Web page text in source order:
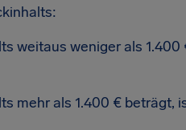
weitaus weniger als
mehr als 1.400 € beträgt,